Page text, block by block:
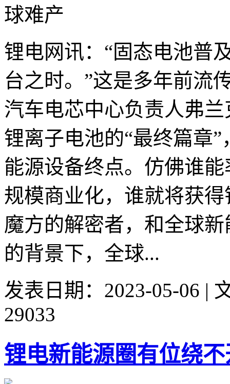
锂电网讯：“固态电池普
台之时。”这是多年前流
汽车电芯中心负责人弗
锂离子电池的“最终篇章
能源设备终点。仿佛谁
规模商业化，谁就将获
魔方的解密者，和全球
的背景下，全球...
发表日期：2023-05-06 |
29033
锂电新能源圈有位绕